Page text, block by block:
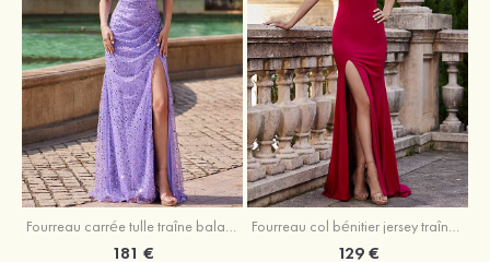
Fourreau carrée tulle traîne balayage robe de bal
181 €
Fourreau col bénitier jersey traîne balayage robe de bal
129 €